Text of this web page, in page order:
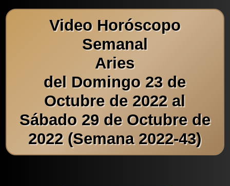
Video Horóscopo
Semanal
Aries
del Domingo 23 de
Octubre de 2022 al
Sábado 29 de Octubre de
2022 (Semana 2022-43)